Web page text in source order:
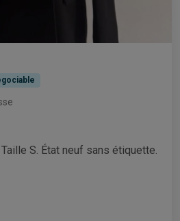
S. État neuf sans étiquette.